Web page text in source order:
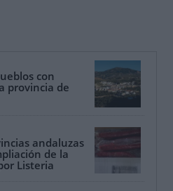
con
provincia de
andaluzas
de la
Listeria